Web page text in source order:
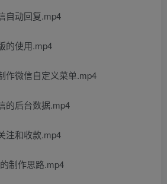
自动回复.mp4
的使用.mp4
作微信自定义菜单.mp4
的后台数据.mp4
注和收款.mp4
制作思路.mp4